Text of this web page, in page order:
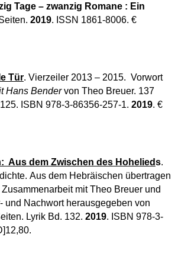
Tage – zwanzig Romane : Ein
2019. ISSN 1861-8006. €
Tür. Vierzeiler 2013 – 2015. Vorwort
Hans Bendervon Theo Breuer. 137
ISBN 978-3-86356-257-1. 2019. €
Aus dem Zwischen des Hohelieds.
Aus dem Hebräischen übertragen
mit Theo Breuer und
und Nachwort herausgegeben von
Lyrik Bd. 132. 2019. ISBN 978-3-